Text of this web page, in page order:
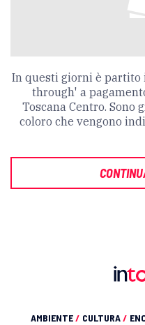
In questi giorni è
through' a
Toscana Centro.
coloro che vengono
AMBIENTE/ CULTURA/